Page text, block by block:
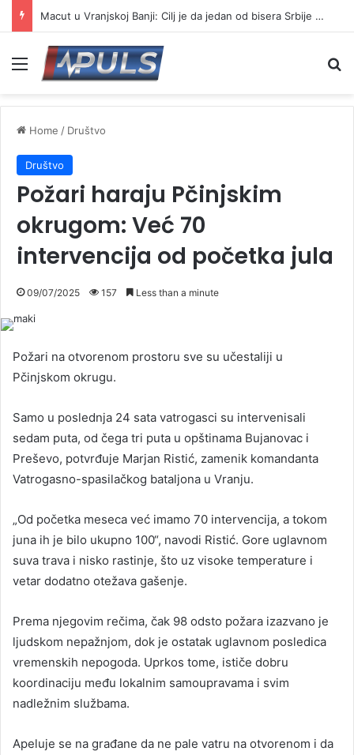
Macut u Vranjskoj Banji: Cilj je da jedan od bisera Srbije postane još jači centar banjskog turizma
Menu
Home / Društvo
Društvo
Požari haraju Pčinjskim
okrugom: Već 70
intervencija od početka jula
09/07/2025 157 Less than a minute
Požari na otvorenom prostoru sve su učestaliji u
Pčinjskom okrugu.
Samo u poslednja 24 sata vatrogasci su intervenisali
sedam puta, od čega tri puta u opštinama Bujanovac i
Preševo, potvrđuje Marjan Ristić, zamenik komandanta
Vatrogasno-spasilačkog bataljona u Vranju.
„Od početka meseca već imamo 70 intervencija, a tokom
juna ih je bilo ukupno 100“, navodi Ristić. Gore uglavnom
suva trava i nisko rastinje, što uz visoke temperature i
vetar dodatno otežava gašenje.
Prema njegovim rečima, čak 98 odsto požara izazvano je
ljudskom nepažnjom, dok je ostatak uglavnom posledica
vremenskih nepogoda. Uprkos tome, ističe dobru
koordinaciju među lokalnim samoupravama i svim
nadležnim službama.
Apeluje se na građane da ne pale vatru na otvorenom i da